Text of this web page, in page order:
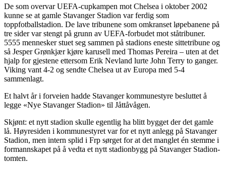
De som overvar UEFA-cupkampen mot Chelsea i oktober 2002
kunne se at gamle Stavanger Stadion var ferdig som
toppfotballstadion. De lave tribunene som omkranset løpebanene på
tre sider var stengt på grunn av UEFA-forbudet mot ståtribuner.
5555 mennesker stuet seg sammen på stadions eneste sittetribune og
så Jesper Grønkjær kjøre karusell med Thomas Pereira – uten at det
hjalp for gjestene ettersom Erik Nevland lurte John Terry to ganger.
Viking vant 4-2 og sendte Chelsea ut av Europa med 5-4
sammenlagt.
Et halvt år i forveien hadde Stavanger kommunestyre besluttet å
legge «Nye Stavanger Stadion» til Jåttåvågen.
Skjønt: et nytt stadion skulle egentlig ha blitt bygget der det gamle
lå. Høyresiden i kommunestyret var for et nytt anlegg på Stavanger
Stadion, men intern splid i Frp sørget for at det manglet én stemme i
formannskapet på å vedta et nytt stadionbygg på Stavanger Stadion-
tomten.